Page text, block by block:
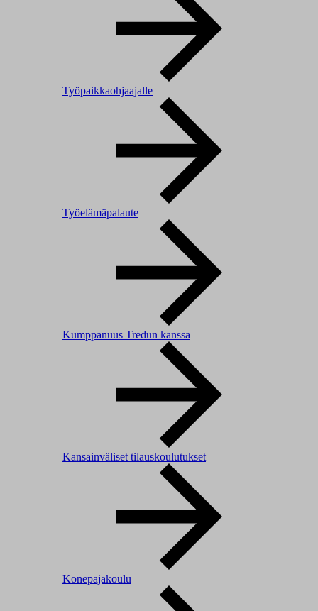
Työpaikkaohjaajalle
Työelämäpalaute
Kumppanuus Tredun kanssa
Kansainväliset tilauskoulutukset
Konepajakoulu